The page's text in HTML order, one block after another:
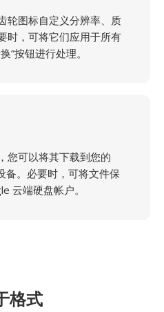
轮图标自定义分辨率、质
时，可将它们应用于所有
”按钮进行处理。
您可以将其下载到您的
备。必要时，可将文件保
云端硬盘帐户。
格式